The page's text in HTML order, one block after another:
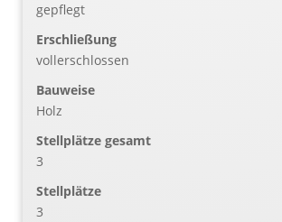
gepflegt
Erschließung
vollerschlossen
Bauweise
Holz
Stellplätze gesamt
3
Stellplätze
3